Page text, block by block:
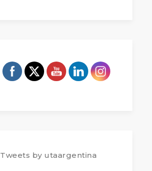
Tweets by utaargentina